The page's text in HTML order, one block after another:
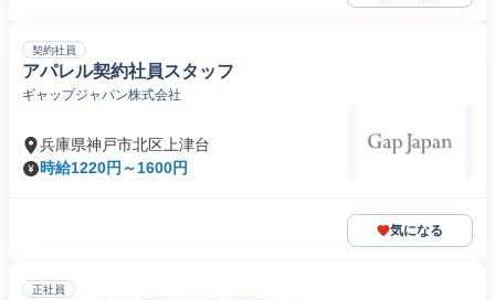
契約社員
アパレル契約社員スタッフ
ギャップジャパン株式会社
兵庫県神戸市北区上津台
時給1220円～1600円
気になる
正社員